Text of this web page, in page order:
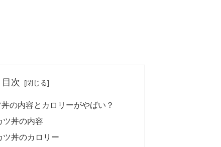
目次
の内容とカロリーがやばい？
ツ丼の内容
ツ丼のカロリー